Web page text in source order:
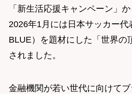
「新生活応援キャンペーン」
2026年1月には日本サッカー代
BLUE）を題材にした「世界の
されました。
金融機関が若い世代に向けて